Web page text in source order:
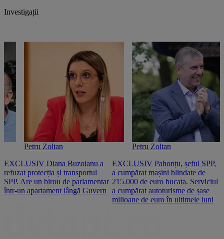
Investigații
Petru Zoltan
EXCLUSIV Diana Buzoianu a
refuzat protecția și transportul
SPP. Are un birou de parlamentar
într-un apartament lângă Guvern
Petru Zoltan
EXCLUSIV Pahonțu, șeful SPP,
a cumpărat mașini blindate de
215.000 de euro bucata. Serviciul
a cumpărat autoturisme de șase
milioane de euro în ultimele luni